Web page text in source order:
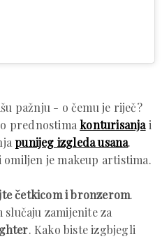
pažnju - o čemu je riječ?
prednostimakonturisanjai
punijeg izgleda usana.
je makeup artistima.
četkicom i bronzerom.
slučaju zamijenite za
. Kako biste izgbjegli